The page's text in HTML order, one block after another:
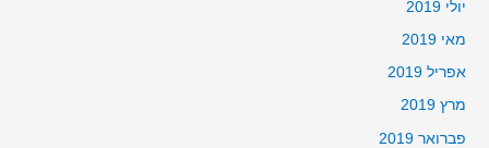
יולי 2019
מאי 2019
אפריל 2019
מרץ 2019
פברואר 2019